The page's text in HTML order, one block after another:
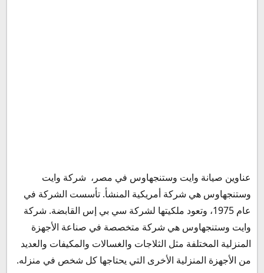
فروع صيانة وايت وستنجهاوس
فروع محافظة القاهرة
توكيل وستنجهاوس في مصر
فرع دمياط
مواعيد العمل
رقم خدمة عملاء وايت وستنجهاوس
عناوين صيانة وايت وستنجهاوس في مصر، شركة وايت
وستنجهاوس هي شركة أمريكية المنشأ. تأسست الشركة في
عام 1975، وتعود ملكيتها لشركة سي بي إس القابضة. شركة
وايت وستنجهاوس هي شركة متخصصة في صناعة الأجهزة
المنزلية المختلفة مثل الثلاجات والغسالات والمكيفات والعديد
من الأجهزة المنزلية الأخرى التي يحتاجها كل شخص في منزله.